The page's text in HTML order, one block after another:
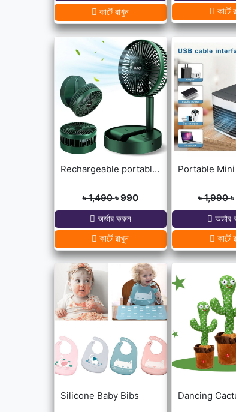
কার্টে রাখুন
কার্টে
Rechargeable portable Telescopic Table Fan
৳ 1,490৳ 990
অর্ডার করুন
কার্টে রাখুন
৳ 1,990
কার্টে
Silicone Baby Bibs